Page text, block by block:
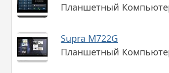
Планшетный
Supra M722G
Планшетный